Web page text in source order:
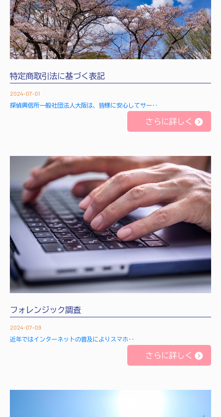
特定商取引法に基づく表記
2024-07-01
探偵興信所一般社団法人大阪は、皆様に安心してサー‥
さらに詳しく
フォレンジック調査
2024-07-09
近年ではインターネットの普及によりスマホ‥
さらに詳しく